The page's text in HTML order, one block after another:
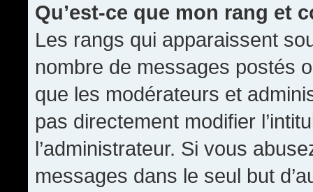
Qu’est-ce que mon rang et
Les rangs qui apparaissent
nombre de messages postés
que les modérateurs et
pas directement modifier
l’administrateur. Si vous
messages dans le seul but